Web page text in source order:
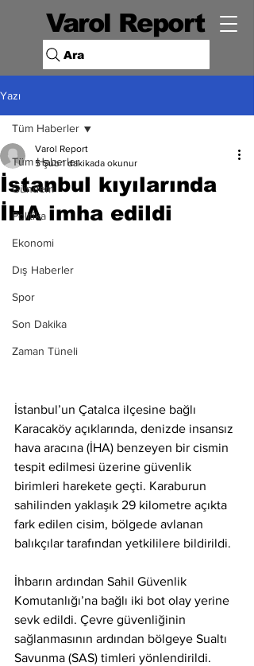
Varol Report
Ara
Yazı
Tüm Haberler
Gündem
Politika
Ekonomi
Dış Haberler
Spor
Son Dakika
Zaman Tüneli
Tüm Haberler
İstanbul kıyılarında
İHA imha edildi
Varol Report
5 Şub 1 dakikada okunur
İstanbul’un Çatalca ilçesine bağlı
Karacaköy açıklarında, denizde insansız
hava aracına (İHA) benzeyen bir cismin
tespit edilmesi üzerine güvenlik
birimleri harekete geçti. Karaburun
sahilinden yaklaşık 29 kilometre açıkta
fark edilen cisim, bölgede avlanan
balıkçılar tarafından yetkililere bildirildi.
İhbarın ardından Sahil Güvenlik
Komutanlığı’na bağlı iki bot olay yerine
sevk edildi. Çevre güvenliğinin
sağlanmasının ardından bölgeye Sualtı
Savunma (SAS) timleri yönlendirildi.